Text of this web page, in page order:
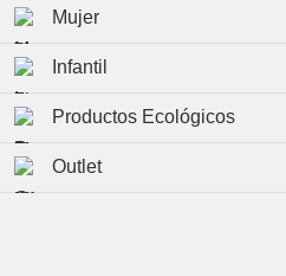
Mujer
Infantil
Productos Ecológicos
Outlet